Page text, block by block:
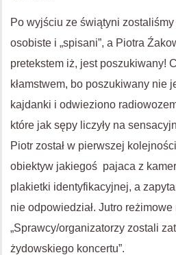
Po wyjściu ze świątyni
osobiste i „spisani”, a Piotra
pretekstem iż, jest poszukiwany!
kłamstwem, bo poszukiwany nie
kajdanki i odwieziono
które jak sępy liczyły na
Piotr został w pierwszej
obiektyw jakiegoś pajaca z
plakietki identyfikacyjnej, a
nie odpowiedział. Jutro
„Sprawcy/organizatorzy zostali
żydowskiego koncertu”.